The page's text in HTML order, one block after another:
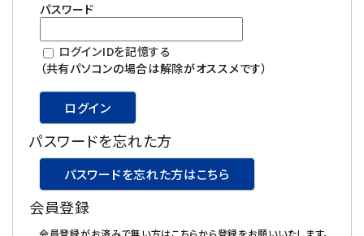
冷凍食品
スイーツ
お菓子
酒類
日用品
パスワード
ログインIDを記憶する
（共有パソコンの場合は解除がオススメです）
ログイン
パスワードを忘れた方
パスワードを忘れた方はこちら
会員登録
会員登録がお済みで無い方はこちらから登録をお願いいたします。